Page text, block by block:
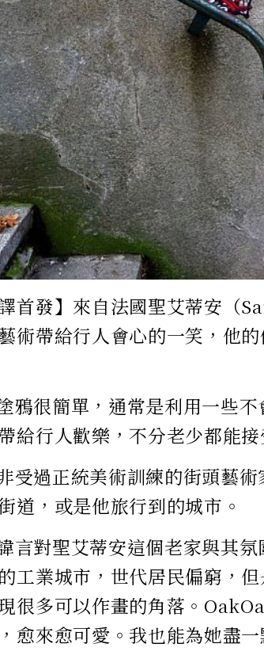
譯首發】來自法國聖艾蒂安
術帶給行人會心的一笑，他
鴉很簡單，通常是利用一些
給行人歡樂，不分老少都能接
受過正統美術訓練的街頭藝
道，或是他旅行到的城市。
言對聖艾蒂安這個老家與其
工業城市，世代居民偏窮，
很多可以作畫的角落。
愈來愈可愛。我也能為她盡一